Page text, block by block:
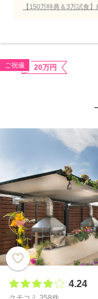
ご祝儀 20万円
4.24